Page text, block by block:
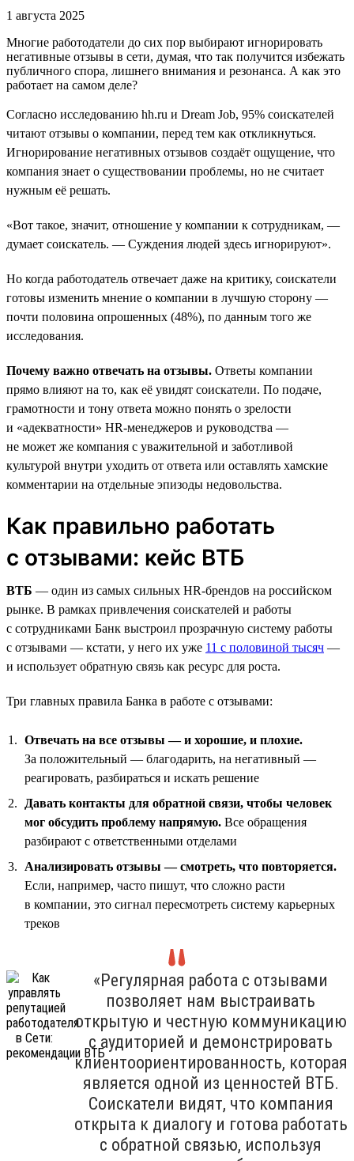
1 августа 2025
Многие работодатели до сих пор выбирают игнорировать
негативные отзывы в сети, думая, что так получится избежать
публичного спора, лишнего внимания и резонанса. А как это
работает на самом деле?
Согласно исследованию hh.ru и Dream Job, 95% соискателей
читают отзывы о компании, перед тем как откликнуться.
Игнорирование негативных отзывов создаёт ощущение, что
компания знает о существовании проблемы, но не считает
нужным её решать.
«Вот такое, значит, отношение у компании к сотрудникам, —
думает соискатель. — Суждения людей здесь игнорируют».
Но когда работодатель отвечает даже на критику, соискатели
готовы изменить мнение о компании в лучшую сторону —
почти половина опрошенных (48%), по данным того же
исследования.
Почему важно отвечать на отзывы. Ответы компании
прямо влияют на то, как её увидят соискатели. По подаче,
грамотности и тону ответа можно понять о зрелости
и «адекватности» HR-менеджеров и руководства —
не может же компания с уважительной и заботливой
культурой внутри уходить от ответа или оставлять хамские
комментарии на отдельные эпизоды недовольства.
Как правильно работать
с отзывами: кейс ВТБ
ВТБ — один из самых сильных HR-брендов на российском
рынке. В рамках привлечения соискателей и работы
с сотрудниками Банк выстроил прозрачную систему работы
с отзывами — кстати, у него их уже 11 с половиной тысяч —
и использует обратную связь как ресурс для роста.
Три главных правила Банка в работе с отзывами:
Отвечать на все отзывы — и хорошие, и плохие.
За положительный — благодарить, на негативный —
реагировать, разбираться и искать решение
Давать контакты для обратной связи, чтобы человек
мог обсудить проблему напрямую. Все обращения
разбирают с ответственными отделами
Анализировать отзывы — смотреть, что повторяется.
Если, например, часто пишут, что сложно расти
в компании, это сигнал пересмотреть систему карьерных
треков
«Регулярная работа с отзывами
позволяет нам выстраивать
открытую и честную коммуникацию
с аудиторией и демонстрировать
клиентоориентированность, которая
является одной из ценностей ВТБ.
Соискатели видят, что компания
открыта к диалогу и готова работать
с обратной связью, используя